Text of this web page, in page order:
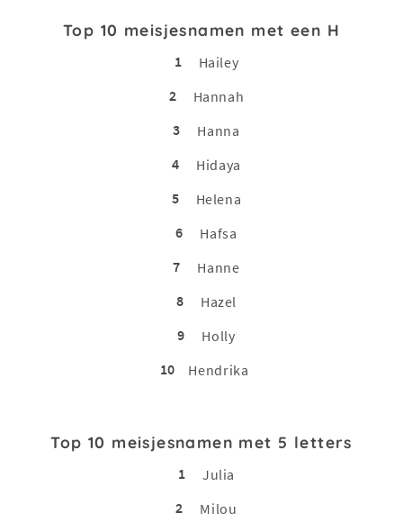
Top 10 meisjesnamen met een H
1
Hailey
2
Hannah
3
Hanna
4
Hidaya
5
Helena
6
Hafsa
7
Hanne
8
Hazel
9
Holly
10
Hendrika
Top 10 meisjesnamen met 5 letters
1
Julia
2
Milou